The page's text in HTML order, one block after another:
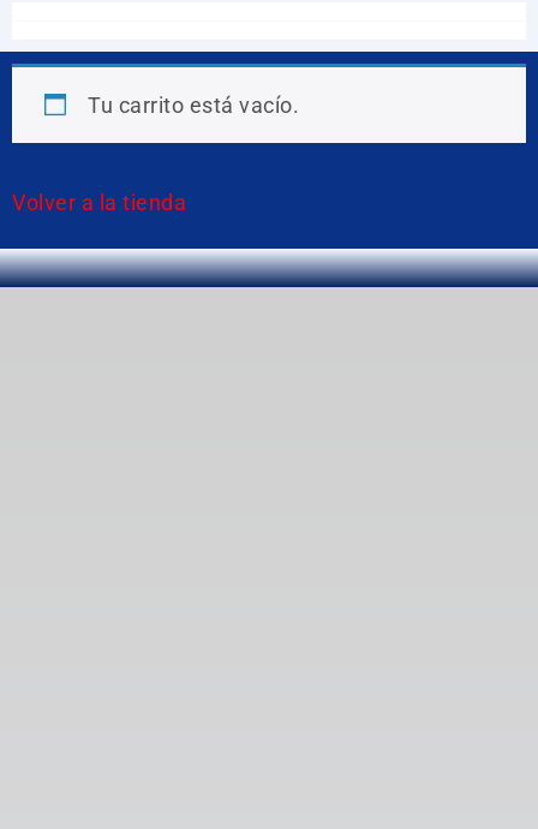
Tu carrito está vacío.
Volver a la tienda